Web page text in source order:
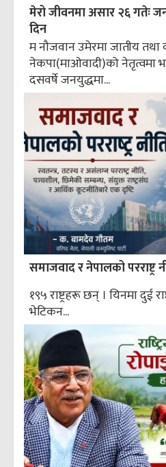
मेरो जीवनमा असार २६ गतेः
दिन
म नौजवान उमेरमा जातीय तथा
नेकपा(माओवादी)को नेतृत्वमा
दसवर्षे जनयुद्धमा...
समाजवाद र नेपालको परराष्ट्र
१९५ राष्ट्रहरू छन् । यिनमा दुई
भेटिकन...